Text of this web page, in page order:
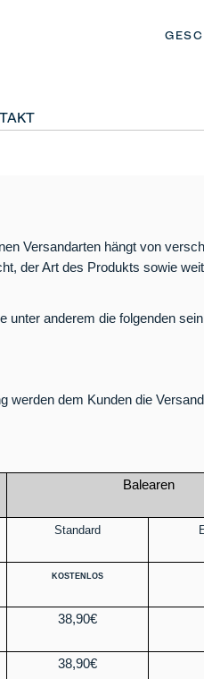
Versandarten hängt von
der Art des Produkts sowie
unter anderem die folgenden
werden dem Kunden die
Balearen
Standard
KOSTENLOS
38,90€
38,90€